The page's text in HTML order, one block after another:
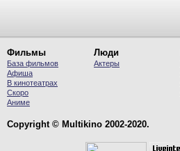
Фильмы
База фильмов
Афиша
В кинотеатрах
Скоро
Аниме
Люди
Актеры
Copyright © Multikino 2002-2020.